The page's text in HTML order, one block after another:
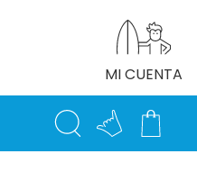
MI CUENTA